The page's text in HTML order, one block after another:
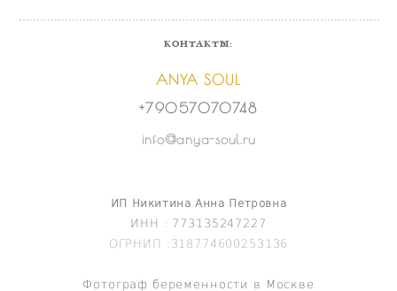
КОНТАКТЫ:
ANYA SOUL
+79057070748
info@anya-soul.ru
ИП Никитина Анна Петровна
ИНН : 773135247227
ОГРНИП :318774600253136
Фотограф беременности в Москве